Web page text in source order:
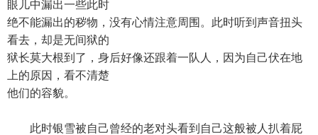
眼儿中漏出一些此时
绝不能漏出的秽物，没有心情注意周围。此时听到声音扭头
看去，却是无间狱的
狱长莫大根到了，身后好像还跟着一队人，因为自己伏在地
上的原因，看不清楚
他们的容貌。
此时银雪被自己曾经的老对头看到自己这般被人扒着屁